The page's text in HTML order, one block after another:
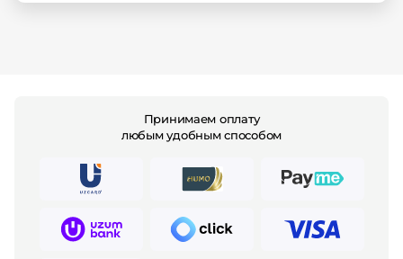
Принимаем оплату
любым удобным способом